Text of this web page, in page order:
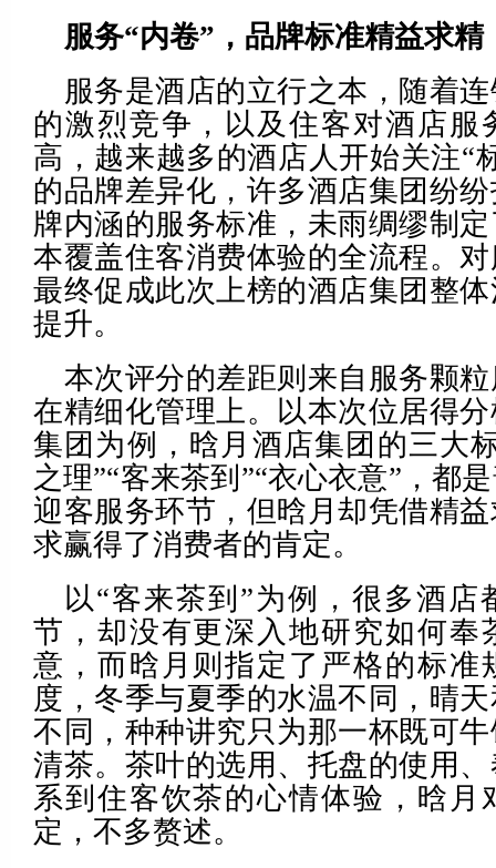
服务“内卷”，品牌标准精益求精
服务是酒店的立行之本，随着
的激烈竞争，以及住客对酒店服
高，越来越多的酒店人开始关注“
的品牌差异化，许多酒店集团纷
牌内涵的服务标准，未雨绸缪制
本覆盖住客消费体验的全流程。
最终促成此次上榜的酒店集团整
提升。
本次评分的差距则来自服务颗
在精细化管理上。以本次位居得
集团为例，晗月酒店集团的三大
之理”“客来茶到”“衣心衣意”，都
迎客服务环节，但晗月却凭借精
求赢得了消费者的肯定。
以“客来茶到”为例，很多酒店
节，却没有更深入地研究如何奉
意，而晗月则指定了严格的标准
度，冬季与夏季的水温不同，晴
不同，种种讲究只为那一杯既可
清茶。茶叶的选用、托盘的使用
系到住客饮茶的心情体验，晗月
定，不多赘述。